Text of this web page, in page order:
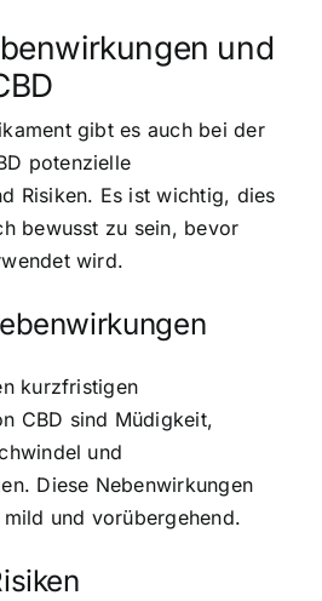
und
gibt es auch bei der
potenzielle
Risiken. Es ist wichtig, dies
bewusst zu sein, bevor
wird.
kurzfristigen
CBD sind Müdigkeit,
und
Diese Nebenwirkungen
und vorübergehend.